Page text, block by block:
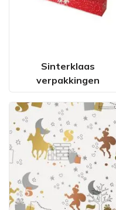
Sinterklaas
verpakkingen